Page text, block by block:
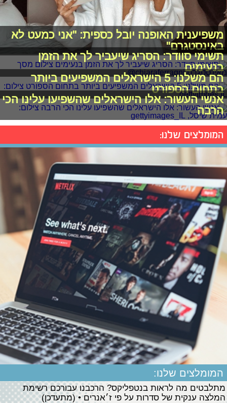
משפיענית האופנה יובל כספית: "אני כמעט לא
באינסטגרם"
תשימי סוודר: הסריג שיעביר לך את הזמן
בנעימים
הם משלנו: 5 הישראלים המשפיעים ביותר
בתחום הספורט
אנשי העשור: אלו הישראלים שהשפיעו עלינו הכי
הרבה
המומלצים שלנו:
המומלצים שלנו:
מתלבטים מה לראות בנטפליקס? הרכבנו עבורכם רשימת
המלצה ענקית של סדרות על פי ז׳אנרים • (מתעדכן)